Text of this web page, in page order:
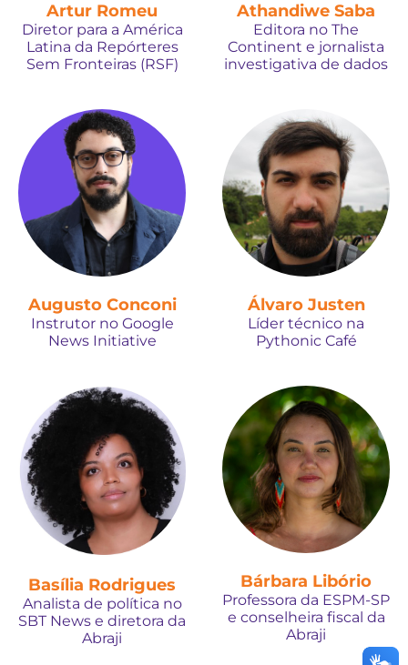
Artur Romeu
Diretor para a América
Latina da Repórteres
Sem Fronteiras (RSF)
Athandiwe Saba
Editora no The
Continent e jornalista
investigativa de dados
Augusto Conconi
Instrutor no Google
News Initiative
Álvaro Justen
Líder técnico na
Pythonic Café
Basília Rodrigues
Analista de política no
SBT News e diretora da
Abraji
Bárbara Libório
Professora da ESPM-SP
e conselheira fiscal da
Abraji